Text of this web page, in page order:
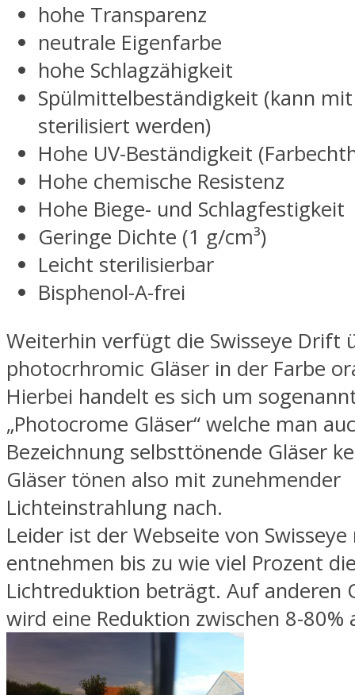
hohe Transparenz
neutrale Eigenfarbe
hohe Schlagzähigkeit
Spülmittelbeständigkeit (kann
sterilisiert werden)
Hohe UV-Beständigkeit
Hohe chemische Resistenz
Hohe Biege- und Schlagfestigkeit
Geringe Dichte (1 g/cm³)
Leicht sterilisierbar
Bisphenol-A-frei
Weiterhin verfügt die Swisseye Drift
photocrhromic Gläser in der Farbe
Hierbei handelt es sich um
„Photocrome Gläser“ welche man
Bezeichnung selbsttönende Gläser
Gläser tönen also mit zunehmender
Lichteinstrahlung nach.
Leider ist der Webseite von
entnehmen bis zu wie viel Prozent
Lichtreduktion beträgt. Auf anderen
wird eine Reduktion zwischen 8-80%